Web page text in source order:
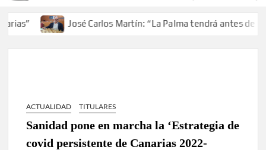
José Carlos Martín: “La Palma tendrá antes de 2030
ACTUALIDAD TITULARES
Sanidad pone en marcha la ‘Estrategia de
covid persistente de Canarias 2022-